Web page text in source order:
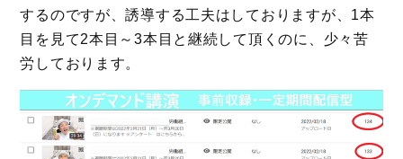
するのですが、誘導する工夫はしておりますが、1本
目を見て2本目～3本目と継続して頂くのに、少々苦
労しております。